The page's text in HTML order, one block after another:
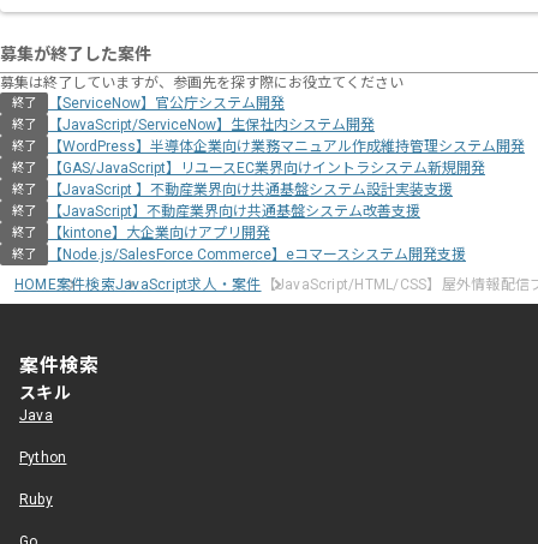
募集が終了した案件
募集は終了していますが、参画先を探す際にお役立てください
終了 【ServiceNow】官公庁システム開発
終了 【JavaScript/ServiceNow】生保社内システム開発
終了 【WordPress】半導体企業向け業務マニュアル作成維持管理システム開発
終了 【GAS/JavaScript】リユースEC業界向けイントラシステム新規開発
終了 【JavaScript 】不動産業界向け共通基盤システム設計実装支援
終了 【JavaScript】不動産業界向け共通基盤システム改善支援
終了 【kintone】大企業向けアプリ開発
終了
【Node.js/SalesForce Commerce】eコマースシステム開発支援
HOME案件検索JavaScript求人・案件 【JavaScript/HTML/CSS】屋外情報配
案件検索
スキル
Java
Python
Ruby